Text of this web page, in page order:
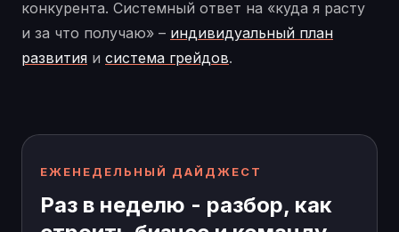
конкурента. Системный ответ на «куда я расту
и за что получаю» – индивидуальный план
развития и система грейдов.
ЕЖЕНЕДЕЛЬНЫЙ ДАЙДЖЕСТ
Раз в неделю - разбор, как